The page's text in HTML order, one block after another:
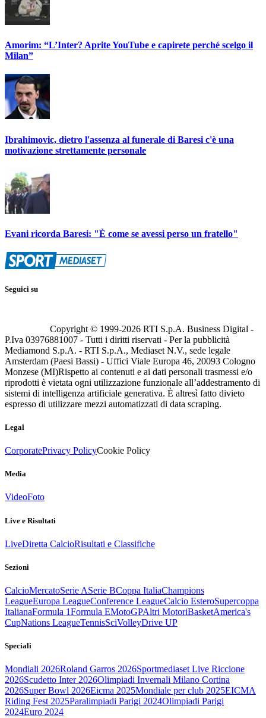
Amorim: “L’Inter? Aprite YouTube e capirete perché scelgo il
Milan”
Ibrahimovic, dietro l'assenza al funerale di Baresi c'è una
motivazione strettamente personale
Evani ricorda Baresi: "È come se avessi perso un fratello"
Seguici su
Copyright © 1999-2026 RTI S.p.A. Business Digital -
P.Iva 03976881007 - Tutti i diritti riservati - Per la pubblicità
Mediamond S.p.A. - RTI S.p.A., Mediaset N.V., sede legale
Amsterdam (Paesi Bassi) - Uffici Viale Europa 46, 20093 Cologno
Monzese (MI)Rispetto ai contenuti e ai dati personali trasmessi e/o
riprodotti è vietata ogni utilizzazione funzionale all’addestramento di
sistemi di intelligenza artificiale generativa. È altresì fatto divieto
espresso di utilizzare mezzi automatizzati di data scraping.
Legal
CorporatePrivacy PolicyCookie Policy
Media
VideoFoto
Live e Risultati
LiveDiretta CalcioRisultati e Classifiche
Sezioni
CalcioMercatoSerie ASerie BCoppa ItaliaChampions
LeagueEuropa LeagueConference LeagueCalcio EsteroSupercoppa
ItalianaFormula 1Formula EMotoGPAltri MotoriBasketAmerica's
CupNations LeagueTennisSciVolleyDrive UP
Speciali
Mondiali 2026Roland Garros 2026Sportmediaset Live Riccione
2026Scudetto Inter 2026Olimpiadi Invernali Milano Cortina
2026Super Bowl 2026Eicma 2025Mondiale per club 2025EICMA
Riding Fest 2025Paralimpiadi Parigi 2024Olimpiadi Parigi
2024Euro 2024